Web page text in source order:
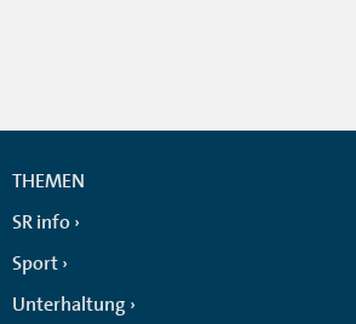
THEMEN
SR info
Sport
Unterhaltung